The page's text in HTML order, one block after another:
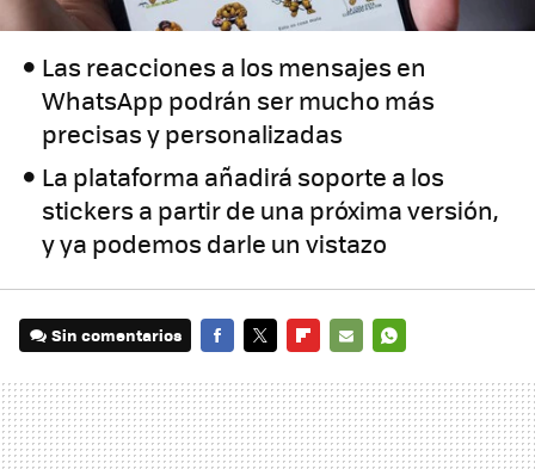
Las reacciones a los mensajes en
WhatsApp podrán ser mucho más
precisas y personalizadas
La plataforma añadirá soporte a los
stickers a partir de una próxima versión,
y ya podemos darle un vistazo
Sin comentarios
MAIL